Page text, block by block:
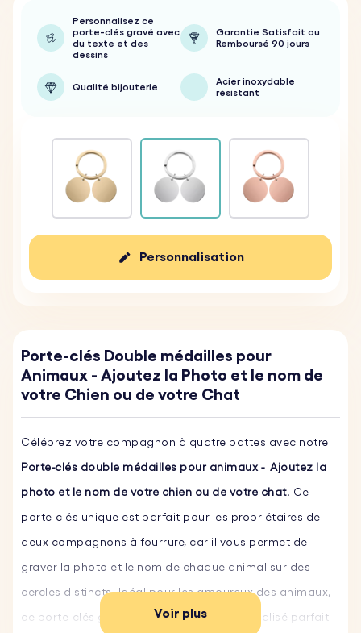
Personnalisez ce
porte-clés gravé avec
du texte et des
dessins
Garantie Satisfait ou
Remboursé 90 jours
Qualité bijouterie
Acier inoxydable
résistant
Personnalisation
Porte-clés Double médailles pour
Animaux - Ajoutez la Photo et le nom de
votre Chien ou de votre Chat
Célébrez votre compagnon à quatre pattes avec notre
Porte-clés double médailles pour animaux - Ajoutez la
photo et le nom de votre chien ou de votre chat. Ce
porte-clés unique est parfait pour les propriétaires de
deux compagnons à fourrure, car il vous permet de
graver la photo et le nom de chaque animal sur des
cercles distincts. Idéal pour les amoureux des animaux,
ce porte-clés gravé est un cadeau personnalisé parfait
Voir plus